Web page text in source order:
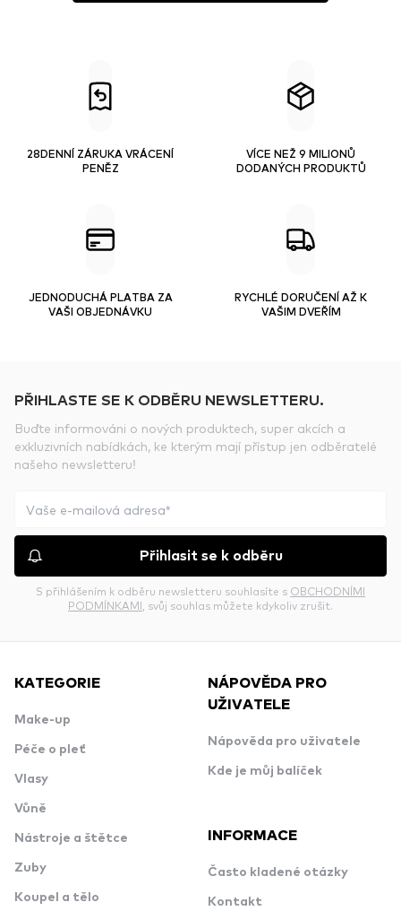
28DENNÍ ZÁRUKA VRÁCENÍ
PENĚZ
VÍCE NEŽ 9 MILIONŮ
DODANÝCH PRODUKTŮ
JEDNODUCHÁ PLATBA ZA
VAŠI OBJEDNÁVKU
RYCHLÉ DORUČENÍ AŽ K
VAŠIM DVEŘÍM
PŘIHLASTE SE K ODBĚRU NEWSLETTERU.
Buďte informováni o nových produktech, super akcích a
exkluzivních nabídkách, ke kterým mají přístup jen odběratelé
našeho newsletteru!
Přihlasit se k odběru
S přihlášením k odběru newsletteru souhlasíte s OBCHODNÍMI
PODMÍNKAMI , svůj souhlas můžete kdykoliv zrušit.
KATEGORIE
Make-up
Péče o pleť
Vlasy
Vůně
Nástroje a štětce
Zuby
Koupel a tělo
NÁPOVĚDA PRO
UŽIVATELE
Nápověda pro uživatele
Kde je můj balíček
INFORMACE
Často kladené otázky
Kontakt